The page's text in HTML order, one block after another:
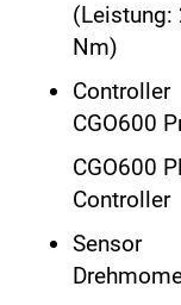
(Leistung:
Nm)
Controller
CGO600
CGO600
Controller
Sensor